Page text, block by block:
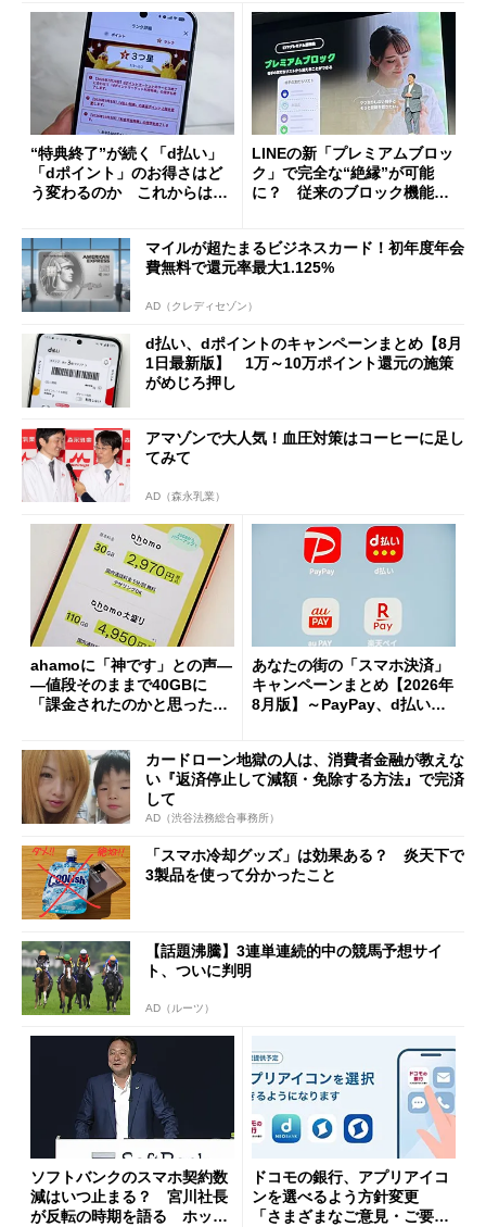
“特典終了”が続く「d払い」
「dポイント」のお得さはど
う変わるのか これからは
LINEの新「プレミアムブロッ
ク」で完全な“絶縁”が可能
に？ 従来のブロック機能と
マイルが超たまるビジネスカード！初年度年会
費無料で還元率最大1.125%
AD（クレディセゾン）
d払い、dポイントのキャンペーンまとめ【8月
1日最新版】 1万～10万ポイント還元の施策
がめじろ押し
アマゾンで大人気！血圧対策はコーヒーに足し
てみて
AD（森永乳業）
ahamoに「神です」との声―
―値段そのままで40GBに
「課金されたのかと思った」
あなたの街の「スマホ決済」
キャンペーンまとめ【2026年
8月版】～PayPay、d払い、a
カードローン地獄の人は、消費者金融が教えな
い『返済停止して減額・免除する方法』で完済
して
AD（渋谷法務総合事務所）
「スマホ冷却グッズ」は効果ある？ 炎天下で
3製品を使って分かったこと
【話題沸騰】3連単連続的中の競馬予想サイ
ト、ついに判明
AD（ルーツ）
ソフトバンクのスマホ契約数
減はいつ止まる？ 宮川社長
が反転の時期を語る ホッピ
ドコモの銀行、アプリアイコ
ンを選べるよう方針変更
「さまざまなご意見・ご要望